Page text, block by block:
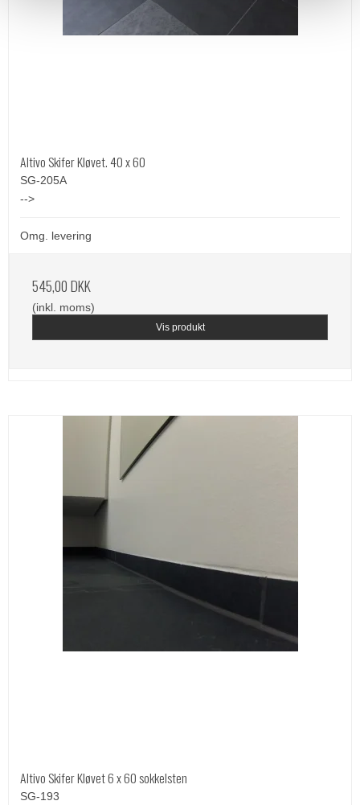
Altivo Skifer Kløvet. 40 x 60
SG-205A
-->
Omg. levering
545,00 DKK
(inkl. moms)
Vis produkt
Altivo Skifer Kløvet 6 x 60 sokkelsten
SG-193